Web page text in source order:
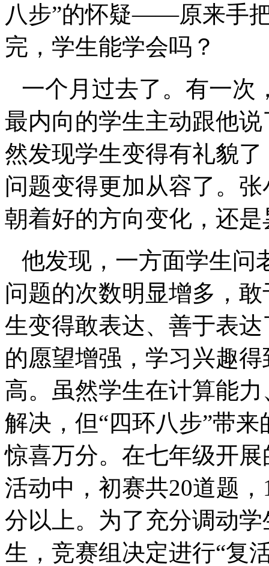
八步”的怀疑——原来手
完，学生能学会吗？
一个月过去了。有一次
最内向的学生主动跟他
然发现学生变得有礼貌
问题变得更加从容了。
朝着好的方向变化，还
他发现，一方面学生问
问题的次数明显增多，
生变得敢表达、善于表
的愿望增强，学习兴趣
高。虽然学生在计算能
解决，但“四环八步”带
惊喜万分。在七年级开
活动中，初赛共20道题，
分以上。为了充分调动
生，竞赛组决定进行“复